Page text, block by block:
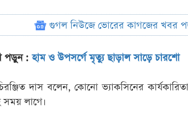
গুগল নিউজে ভোরের কাগজের খবর
পড়ুন :হাম ও উপসর্গে মৃত্যু ছাড়াল সাড়ে চারশো
দাস বলেন, কোনো ভ্যাকসিনের
সময় লাগে।